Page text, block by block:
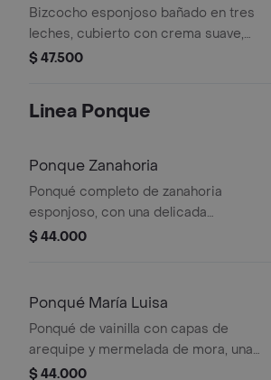
Bizcocho esponjoso bañado en tres
leches, cubierto con crema suave,
trozos de galleta triturada y decorado
chocolate.
$ 47.500
Linea Ponque
Ponque Zanahoria
Ponqué completo de zanahoria
esponjoso, con una delicada
semicubierta de crema. ideal para
$ 44.000
Ponqué María Luisa
Ponqué de vainilla con capas de
arequipe y mermelada de mora, una
combinación clásica que equilibra lo
$ 44.000